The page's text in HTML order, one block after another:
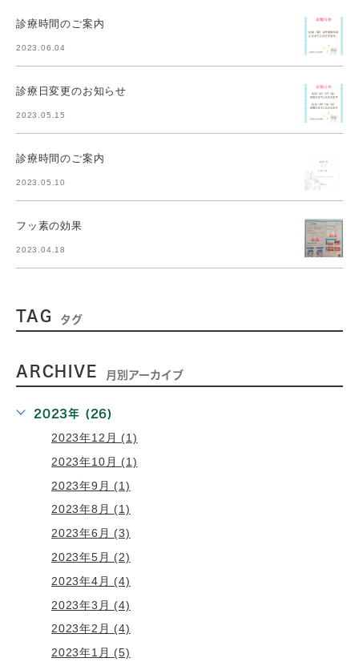
診療時間のご案内
2023.06.04
診療日変更のお知らせ
2023.05.15
診療時間のご案内
2023.05.10
フッ素の効果
2023.04.18
TAG タグ
ARCHIVE 月別アーカイブ
2023年 (26)
2023年12月 (1)
2023年10月 (1)
2023年9月 (1)
2023年8月 (1)
2023年6月 (3)
2023年5月 (2)
2023年4月 (4)
2023年3月 (4)
2023年2月 (4)
2023年1月 (5)